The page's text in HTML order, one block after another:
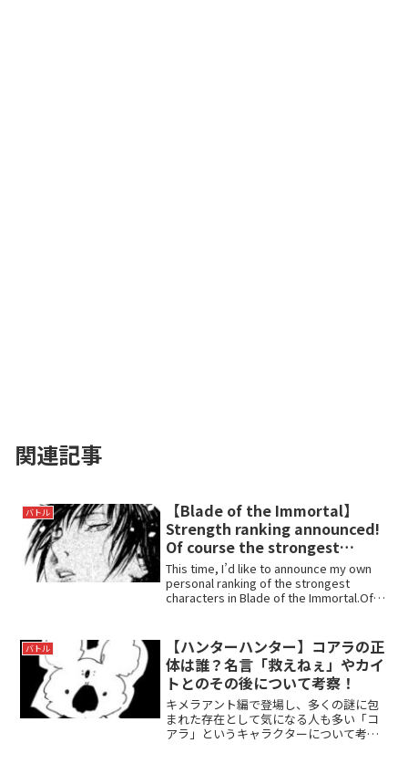
関連記事
バトル
【Blade of the Immortal】
Strength ranking announced!
Of course the strongest
person is that person?
This time, I’d like to announce my own
personal ranking of the strongest
characters in Blade of the Immortal.Of
バトル
【ハンターハンター】コアラの正
体は誰？名言「救えねぇ」やカイ
トとのその後について考察！
キメラアント編で登場し、多くの謎に包
まれた存在として気になる人も多い「コ
アラ」というキャラクターについて考察